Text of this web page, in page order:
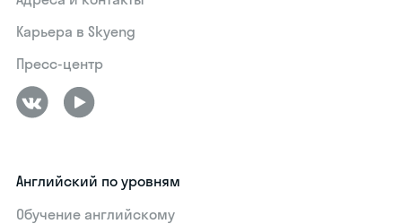
Карьера в Skyeng
Пресс-центр
Английский по уровням
Обучение английскому